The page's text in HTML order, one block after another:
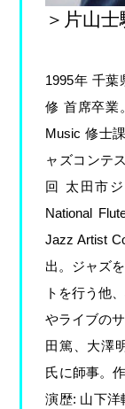
＞片山士
1995年 千葉
修 首席卒業
Music 修士
ャズコンテ
回 太田市
National
Jazz Artist
出。ジャズ
トを行う他
やライブの
田篤、大澤
氏に師事。
演歴: 山下洋